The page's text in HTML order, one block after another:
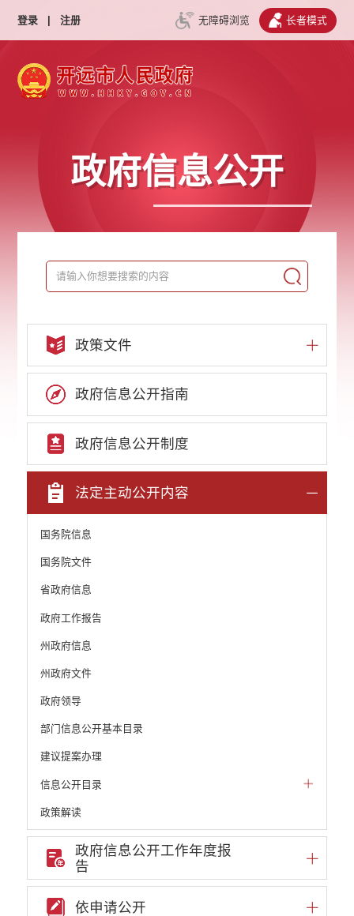
登录 | 注册 无障碍浏览 长者模式
政府信息公开
政策文件
政府信息公开指南
政府信息公开制度
法定主动公开内容
国务院信息
国务院文件
省政府信息
政府工作报告
州政府信息
州政府文件
政府领导
部门信息公开基本目录
建议提案办理
信息公开目录
政策解读
机构职能和权责清单
自然资源政务公开
重点领域信息公开
政府信息公开工作年度报
告
依申请公开